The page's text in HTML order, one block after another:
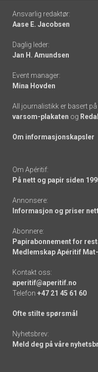
Footer
-
links
Ansvarlig redaktør:
Aase E. Jacobsen
Daglig leder:
Jan H. Amundsen
Event manager:
Mina Hovden
All journalistikk er basert på
varsom-plakaten og
Om informasjonskapsler
Om Apéritif:
På nett og papir siden
Annonsere:
Informasjon og priser
Abonnere:
Papirabonnement for
Medlemskap Apéritif
Kontakt oss:
aperitif@aperitif.no
Telefon +47 21 45 61 60
Ofte stilte spørsmål
Nyhetsbrev:
Meld deg på våre